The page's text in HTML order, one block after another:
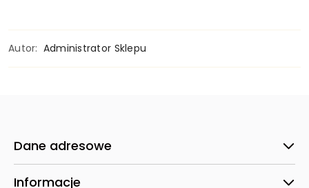
Autor: Administrator Sklepu
Dane adresowe
Informacje